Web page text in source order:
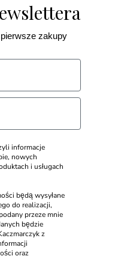
zakupy
informacje
nowych
i usługach
będą wysyłane
do realizacji,
przeze mnie
będzie
z
oraz